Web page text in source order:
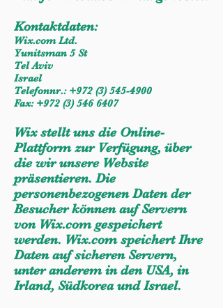
Kontaktdaten:
Wix.com Ltd.
Yunitsman 5 St
Tel Aviv
Israel
Telefonnr.: +972 (3) 545-4900
Fax: +972 (3) 546 6407
Wix stellt uns die Online-
Plattform zur Verfügung, über
die wir unsere Website
präsentieren. Die
personenbezogenen Daten der
Besucher können auf Servern
von Wix.com gespeichert
werden. Wix.com speichert Ihre
Daten auf sicheren Servern,
unter anderem in den USA, in
Irland, Südkorea und Israel.